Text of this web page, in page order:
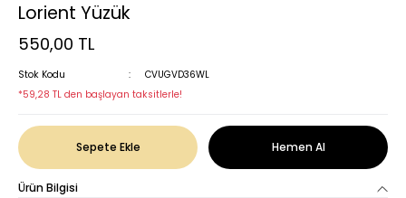
Lorient Yüzük
550,00 TL
Stok Kodu
CVUGVD36WL
*59,28 TL den başlayan taksitlerle!
Sepete Ekle Hemen Al
Ürün Bilgisi